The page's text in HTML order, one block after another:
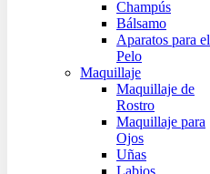
Champús
Bálsamo
Aparatos para el
Pelo
Maquillaje
Maquillaje de
Rostro
Maquillaje para
Ojos
Uñas
Labios